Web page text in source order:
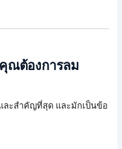
ณต้องการลม
ละสำคัญที่สุด และมักเป็นข้อ